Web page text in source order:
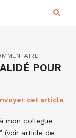
POUR
cet article
mon collègue
(voir article de